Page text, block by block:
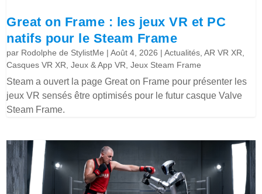
Great on Frame : les jeux VR et PC
natifs pour le Steam Frame
par Rodolphe de StylistMe |Août 4, 2026 |Actualités,AR VR XR,
Casques VR XR,Jeux & App VR,Jeux Steam Frame
Steam a ouvert la page Great on Frame pour présenter les
jeux VR sensés être optimisés pour le futur casque Valve
Steam Frame.